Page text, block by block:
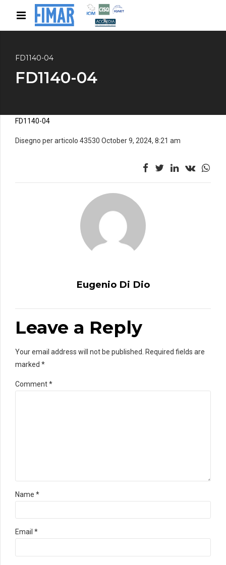
FD1140-04
FD1140-04
FD1140-04
Disegno per articolo 43530 October 9, 2024, 8:21 am
Eugenio Di Dio
Leave a Reply
Your email address will not be published. Required fields are
marked *
Comment*
Name *
Email *